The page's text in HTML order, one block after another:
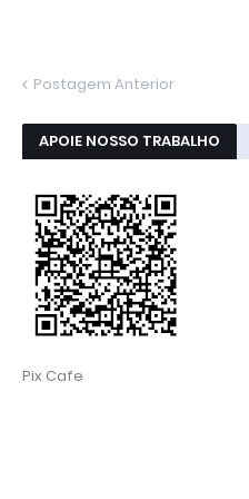
Postagem Anterior
APOIE NOSSO TRABALHO
Pix Cafe